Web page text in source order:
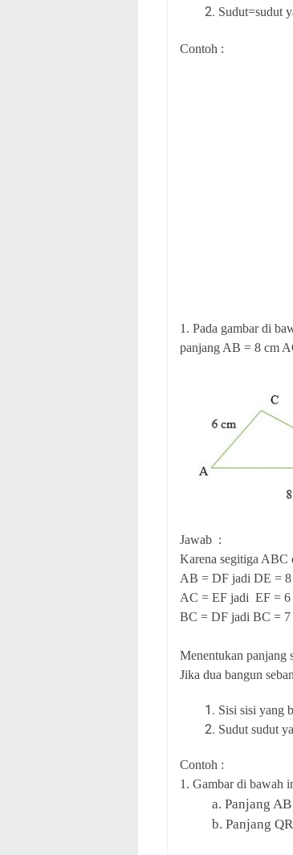
Sudut=sudut
Contoh :
1. Pada gambar di
panjang AB = 8 cm
Jawab :
Karena segitiga ABC
AB = DF jadi DE = 8
AC = EF jadi EF = 6
BC = DF jadi BC = 7
Menentukan panjang
Jika dua bangun
Sisi sisi yang
Sudut sudut
Contoh :
1. Gambar di bawah
a. Panjang AB
b. Panjang QR